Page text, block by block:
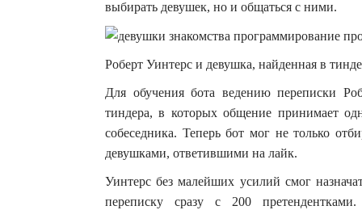
выбирать девушек, но и общаться с ними.
Роберт Уинтерс и девушка, найденная в
Для обучения бота ведению переписки
тиндера, в которых общение принимает
собеседника. Теперь бот мог не только
девушками, ответившими на лайк.
Уинтерс без малейших усилий смог
переписку сразу с 200